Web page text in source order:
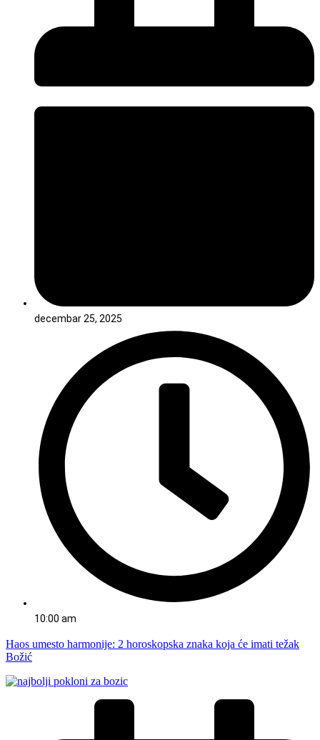
decembar 25, 2025
10:00 am
Haos umesto harmonije: 2 horoskopska znaka koja će imati težak
Božić